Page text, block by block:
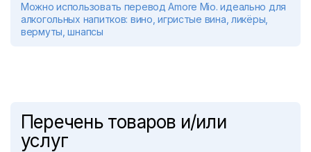
Можно использовать перевод Amore Mio. идеально для
алкогольных напитков: вино, игристые вина, ликёры,
вермуты, шнапсы
Перечень товаров и/или
услуг